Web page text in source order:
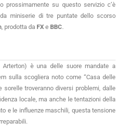
prossimamente su questo servizio c’è
miniserie di tre puntate dello scorso
, prodotta da FX e BBC.
Arterton) è una delle suore mandate a
sulla scogliera noto come “Casa delle
sorelle troveranno diversi problemi, dalle
locale, ma anche le tentazioni della
e le influenze maschili, questa tensione